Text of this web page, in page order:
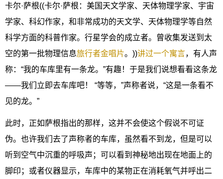
卡尔·萨根((卡尔·萨根：美国天文学家、天体物理学家、宇宙
学家、科幻作家，和非常成功的天文学、天体物理学等自然
科学方面的科普作家。行星学会的成立者。曾收集发送到太
空的第一批物理信息旅行者金唱片。))讲过一个寓言，有人声
称：“我的车库里有一条龙。”有趣！于是我们说想看看这条龙
——我们立即去车库吧！ “等等，”声称者说，“这是一条看不
见的龙。”
此时，正如萨根指出的那样，这并不会使这个假说不可证
伪。也许我们去了声称者的车库，虽然看不到龙，但是可以
听到空气中沉重的呼吸声；可以看到神秘地出现在地面上的
脚印；或者仪器显示，车库中的某物正在消耗氧气并呼出二